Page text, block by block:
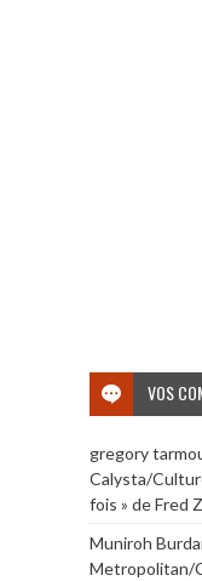
VOS
gregory
Calysta/
fois » de Fred
Muniroh
Metropolitan/